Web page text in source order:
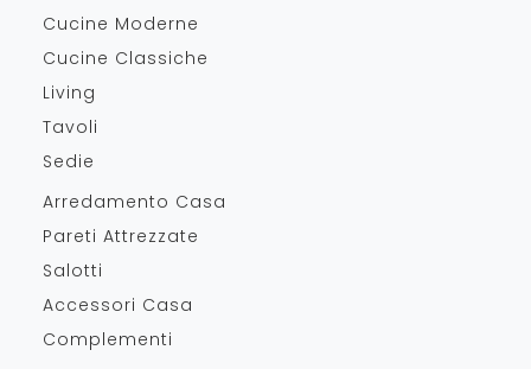
Cucine Moderne
Cucine Classiche
Living
Tavoli
Sedie
Arredamento Casa
Pareti Attrezzate
Salotti
Accessori Casa
Complementi